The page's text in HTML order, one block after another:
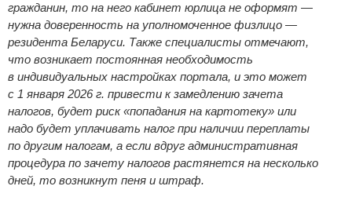
гражданин, то на него кабинет юрлица не оформят —
нужна доверенность на уполномоченное физлицо —
резидента Беларуси. Также специалисты отмечают,
что возникает постоянная необходимость
в индивидуальных настройках портала, и это может
с 1 января 2026 г. привести к замедлению зачета
налогов, будет риск «попадания на картотеку» или
надо будет уплачивать налог при наличии переплаты
по другим налогам, а если вдруг административная
процедура по зачету налогов растянется на несколько
дней, то возникнут пеня и штраф.